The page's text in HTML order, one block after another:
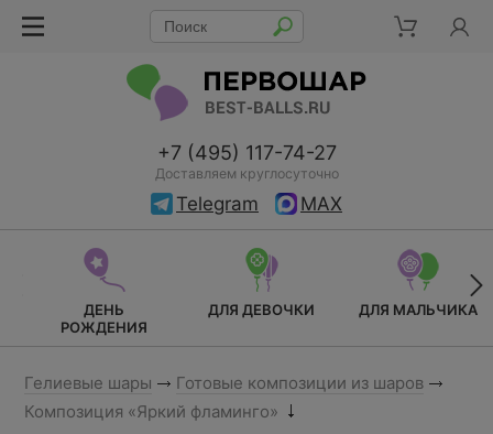
+7 (495) 117-74-27
Доставляем круглосуточно
Telegram MAX
ДЕНЬ
РОЖДЕНИЯ
ДЛЯ ДЕВОЧКИ ДЛЯ МАЛЬЧИКА
Гелиевые шары
Готовые композиции из шаров
Композиция «Яркий фламинго»